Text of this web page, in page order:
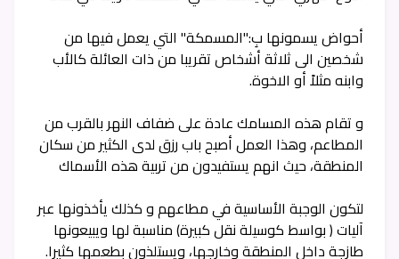
أحواض يسمونها بِ:"المسمكة" التي يعمل فيها من
شخصين الى ثلاثة أشخاص تقريبا من ذات العائلة كالأب
وابنه مثلاً أو الاخوة.
و تقام هذه المسامك عادة على ضفاف النهر بالقرب من
المطاعم، وهذا العمل أصبح باب رزق لدى الكثير من سكان
المنطقة، حيث انهم يستفيدون من تربية هذه الأسماك
لتكون الوجبة الأساسية في مطاعهم و كذلك يأخذونها عبر
آليات ( بواسط كوسيلة نقل كبيرة) مناسبة لها ويبيعونها
طازجة داخل المنطقة وخارجها، ويستلذون بطعمها كثيرا.